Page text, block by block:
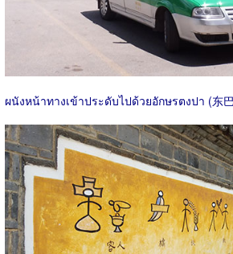
ผนังหน้าทางเข้าประดับไปด้วยอักษรตงปา (东